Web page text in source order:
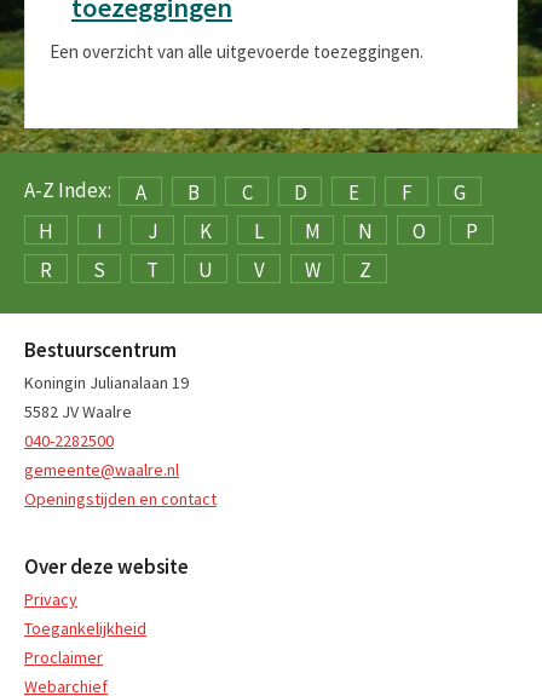
Een overzicht van alle uitgevoerde toezeggingen.
A-Z Index: A B C D E F
G
H
I J K L M N O
P
R
S T U V W Z
Bestuurscentrum
Koningin Julianalaan 19
5582 JV Waalre
040-2282500
gemeente@waalre.nl
Openingstijden en contact
Over deze website
Privacy
Toegankelijkheid
Proclaimer
Webarchief